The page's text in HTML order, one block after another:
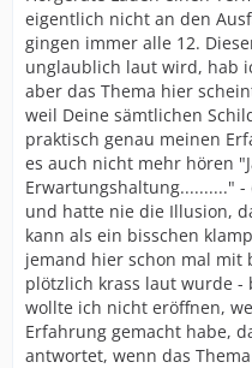
eigentlich nicht an den
gingen immer alle 12.
unglaublich laut wird, hab
aber das Thema hier
weil Deine sämtlichen
praktisch genau meinen
es auch nicht mehr hören
Erwartungshaltung.........."
und hatte nie die Illusion,
kann als ein bisschen
jemand hier schon mal mit
plötzlich krass laut wurde -
wollte ich nicht eröffnen,
Erfahrung gemacht habe,
antwortet, wenn das